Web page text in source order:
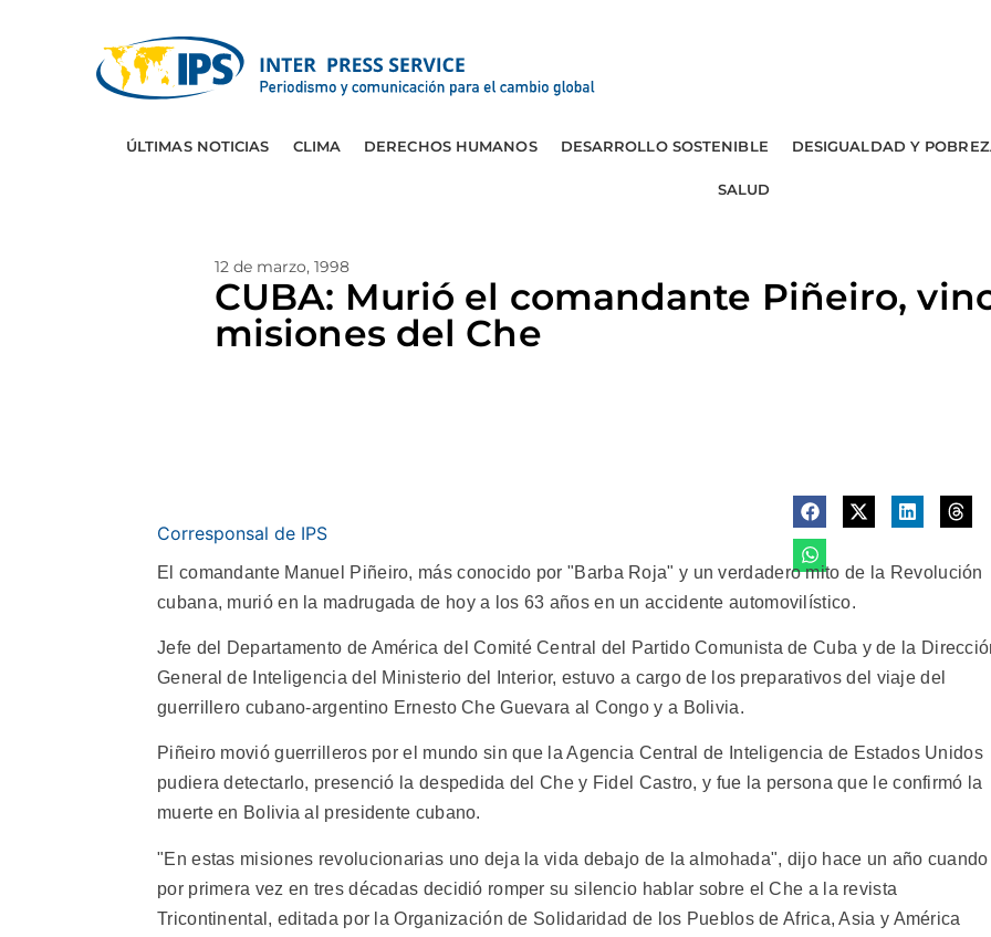
ÚLTIMAS NOTICIAS CLIMA DERECHOS HUMANOS DESARROLLO SOSTENIBLE DESIGUALDAD Y
SALUD
12 de marzo, 1998
CUBA: Murió el comandante Piñeiro,
misiones del Che
Corresponsal de IPS
El comandante Manuel Piñeiro, más conocido por "Barba Roja" y un verdadero mito de la Revolución
cubana, murió en la madrugada de hoy a los 63 años en un accidente automovilístico.
Jefe del Departamento de América del Comité Central del Partido Comunista de Cuba y de la
General de Inteligencia del Ministerio del Interior, estuvo a cargo de los preparativos del viaje del
guerrillero cubano-argentino Ernesto Che Guevara al Congo y a Bolivia.
Piñeiro movió guerrilleros por el mundo sin que la Agencia Central de Inteligencia de Estados Unidos
pudiera detectarlo, presenció la despedida del Che y Fidel Castro, y fue la persona que le confirmó la
muerte en Bolivia al presidente cubano.
"En estas misiones revolucionarias uno deja la vida debajo de la almohada", dijo hace un año cuando
por primera vez en tres décadas decidió romper su silencio hablar sobre el Che a la revista
Tricontinental, editada por la Organización de Solidaridad de los Pueblos de Africa, Asia y América